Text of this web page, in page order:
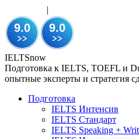
|
IELTSnow
Подготовка к IELTS, TOEFL и
опытные эксперты и стратегия
Подготовка
IELTS Интенсив
IELTS Стандарт
IELTS Speaking +